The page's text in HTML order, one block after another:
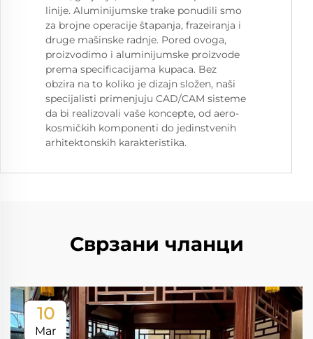
linije. Aluminijumske trake ponudili smo
za brojne operacije štapanja, frazeiranja i
druge mašinske radnje. Pored ovoga,
proizvodimo i aluminijumske proizvode
prema specificacijama kupaca. Bez
obzira na to koliko je dizajn složen, naši
specijalisti primenjuju CAD/CAM sisteme
da bi realizovali vaše koncepte, od aero-
kosmičkih komponenti do jedinstvenih
arhitektonskih karakteristika.
Сврзани чланци
10
Mar